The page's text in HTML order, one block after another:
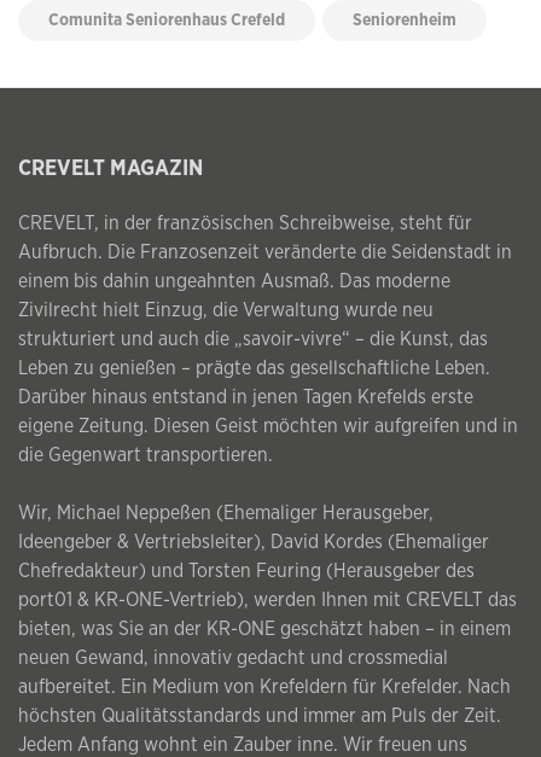
Comunita Seniorenhaus Crefeld Seniorenheim
CREVELT MAGAZIN
CREVELT, in der französischen Schreibweise, steht für
Aufbruch. Die Franzosenzeit veränderte die Seidenstadt in
einem bis dahin ungeahnten Ausmaß. Das moderne
Zivilrecht hielt Einzug, die Verwaltung wurde neu
strukturiert und auch die „savoir-vivre“ – die Kunst, das
Leben zu genießen – prägte das gesellschaftliche Leben.
Darüber hinaus entstand in jenen Tagen Krefelds erste
eigene Zeitung. Diesen Geist möchten wir aufgreifen und in
die Gegenwart transportieren.
Wir, Michael Neppeßen (Ehemaliger Herausgeber,
Ideengeber & Vertriebsleiter), David Kordes (Ehemaliger
Chefredakteur) und Torsten Feuring (Herausgeber des
port01 & KR-ONE-Vertrieb), werden Ihnen mit CREVELT das
bieten, was Sie an der KR-ONE geschätzt haben – in einem
neuen Gewand, innovativ gedacht und crossmedial
aufbereitet. Ein Medium von Krefeldern für Krefelder. Nach
höchsten Qualitätsstandards und immer am Puls der Zeit.
Jedem Anfang wohnt ein Zauber inne. Wir freuen uns